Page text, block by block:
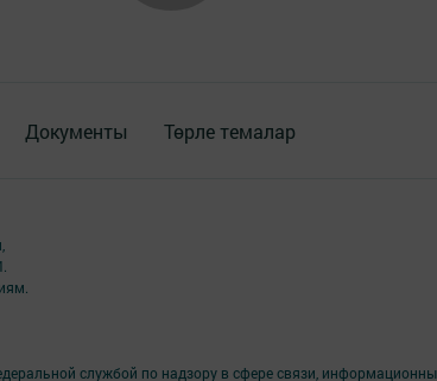
Документы Төрле темалар
службой по надзору в сфере связи,